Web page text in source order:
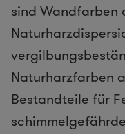
sind Wandfarben
Naturharzfarben
Bestandteile für